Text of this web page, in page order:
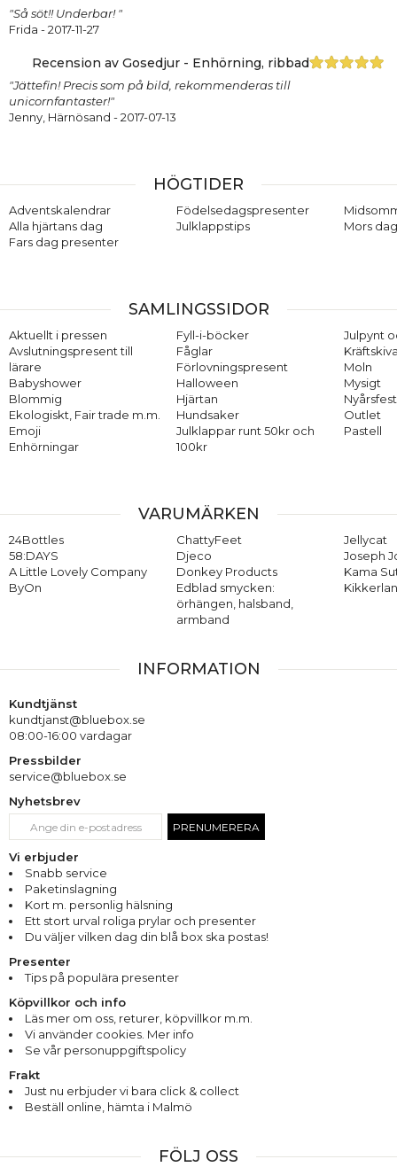
"Så söt!! Underbar! "
Frida - 2017-11-27
Recension av Gosedjur - Enhörning, ribbad
"Jättefin! Precis som på bild, rekommenderas till
unicornfantaster!"
Jenny, Härnösand - 2017-07-13
HÖGTIDER
Adventskalendrar
Alla hjärtans dag
Fars dag presenter
Födelsedagspresenter
Julklappstips
Mors
SAMLINGSSIDOR
Aktuellt i pressen
Avslutningspresent till
lärare
Babyshower
Blommig
Ekologiskt, Fair trade m.m.
Emoji
Enhörningar
Fyll-i-böcker
Fåglar
Förlovningspresent
Halloween
Hjärtan
Hundsaker
Julklappar runt 50kr och
100kr
Julpynt
Moln
Mysigt
Nyårsfest
Outlet
Pastell
VARUMÄRKEN
24Bottles
58:DAYS
A Little Lovely Company
ByOn
ChattyFeet
Djeco
Donkey Products
Edblad smycken:
örhängen, halsband,
armband
Jellycat
Joseph
Kama
INFORMATION
Kundtjänst
kundtjanst@bluebox.se
08:00-16:00 vardagar
Pressbilder
service@bluebox.se
Nyhetsbrev
PRENUMERERA
Vi erbjuder
Snabb service
Paketinslagning
Kort m. personlig hälsning
Ett stort urval roliga prylar och presenter
Du väljer vilken dag din blå box ska postas!
Presenter
Tips på populära presenter
Köpvillkor och info
Läs mer om oss, returer, köpvillkor m.m.
Vi använder cookies. Mer info
Se vår personuppgiftspolicy
Frakt
Just nu erbjuder vi bara click & collect
Beställ online, hämta i Malmö
FÖLJ OSS